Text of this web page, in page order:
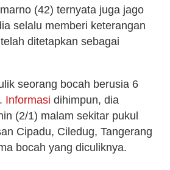
(42) ternyata juga jago
selalu memberi keterangan
ditetapkan sebagai
seorang bocah berusia 6
Informasi dihimpun, dia
(2/1) malam sekitar pukul
Cipadu, Ciledug, Tangerang
bocah yang diculiknya.